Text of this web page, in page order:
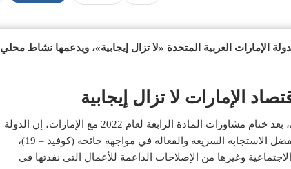
الإمارات العربية المتحدة «لا تزال إيجابية»، ويدعمها نشاط محلي
الإمارات لا تزال إيجابية
وقالت بعثة المجلس التنفيذي للصندوق، في بيان، بعد ختام مشاورات المادة الرابعة لعام 2022 مع الإمارات، إن الدولة
«شهدت نمواً اقتصادياً أكثر قوة خلال عام 2022 بفضل الاستجابة السريعة والفعالة في مواجهة جائحة (كوفيد – 19)،
الاجتماعية وغيرها من الإصلاحات الداعمة للأعمال التي نفذتها في